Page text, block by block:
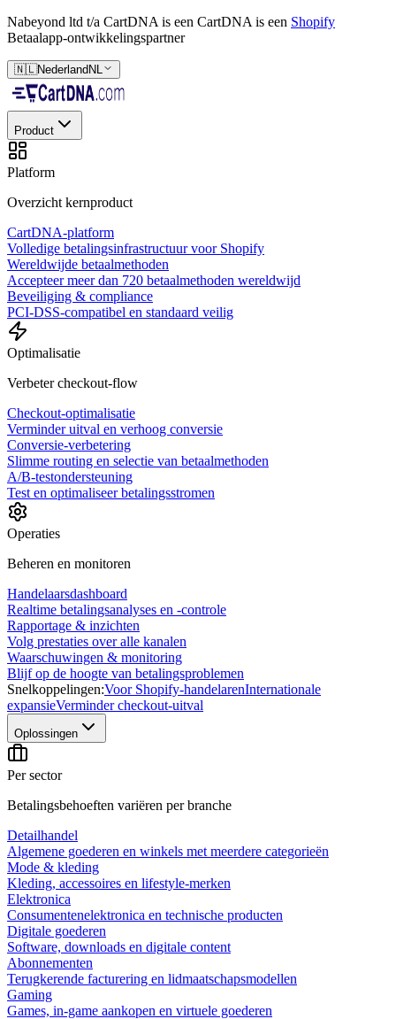
Nabeyond ltd t/a CartDNA is een CartDNA is een Shopify
Betaalapp-ontwikkelingspartner
🇳🇱Nederland NL
Product
Platform
Overzicht kernproduct
CartDNA-platform
Volledige betalingsinfrastructuur voor Shopify
Wereldwijde betaalmethoden
Accepteer meer dan 720 betaalmethoden wereldwijd
Beveiliging & compliance
PCI-DSS-compatibel en standaard veilig
Optimalisatie
Verbeter checkout-flow
Checkout-optimalisatie
Verminder uitval en verhoog conversie
Conversie-verbetering
Slimme routing en selectie van betaalmethoden
A/B-testondersteuning
Test en optimaliseer betalingsstromen
Operaties
Beheren en monitoren
Handelaarsdashboard
Realtime betalingsanalyses en -controle
Rapportage & inzichten
Volg prestaties over alle kanalen
Waarschuwingen & monitoring
Blijf op de hoogte van betalingsproblemen
Snelkoppelingen:Voor Shopify-handelarenInternationale
expansieVerminder checkout-uitval
Oplossingen
Per sector
Betalingsbehoeften variëren per branche
Detailhandel
Algemene goederen en winkels met meerdere categorieën
Mode & kleding
Kleding, accessoires en lifestyle-merken
Elektronica
Consumentenelektronica en technische producten
Digitale goederen
Software, downloads en digitale content
Abonnementen
Terugkerende facturering en lidmaatschapsmodellen
Gaming
Games, in-game aankopen en virtuele goederen